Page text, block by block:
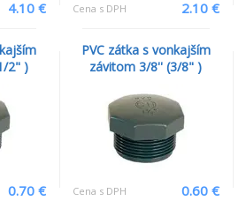
4.10 € Cena s DPH 2.10 €
2" )
0.70 €
PVC zátka s vonkajším
závitom 3/8'' (3/8" )
Cena s DPH 0.60 €